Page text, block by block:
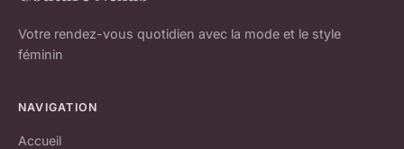
Votre rendez-vous quotidien avec la mode et le style
féminin
NAVIGATION
Accueil